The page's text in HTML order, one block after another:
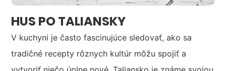
HUS PO TALIANSKY
V kuchyni je často fascinujúce sledovať, ako sa
tradičné recepty rôznych kultúr môžu spojiť a